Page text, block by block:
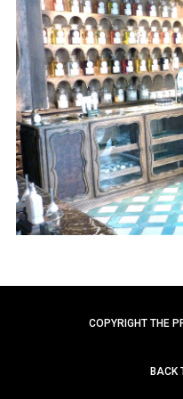
COPYRIGHT THE
BACK
r
c
h
f
o
r
: